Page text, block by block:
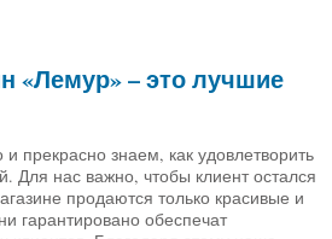
«Лемур» – это лучшие
прекрасно знаем, как удовлетворить
Для нас важно, чтобы клиент остался
продаются только красивые и
гарантировано обеспечат